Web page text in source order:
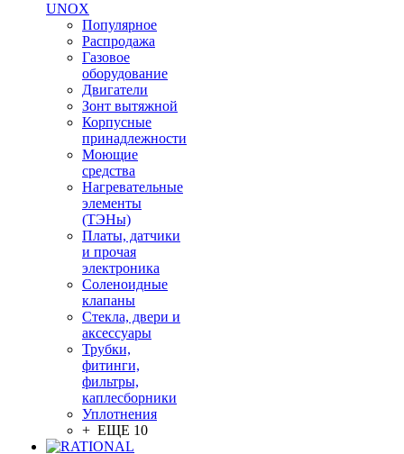
UNOX
Популярное
Распродажа
Газовое
оборудование
Двигатели
Зонт вытяжной
Корпусные
принадлежности
Моющие
средства
Нагревательные
элементы
(ТЭНы)
Платы, датчики
и прочая
электроника
Соленоидные
клапаны
Стекла, двери и
аксессуары
Трубки,
фитинги,
фильтры,
каплесборники
Уплотнения
+ ЕЩЕ 10